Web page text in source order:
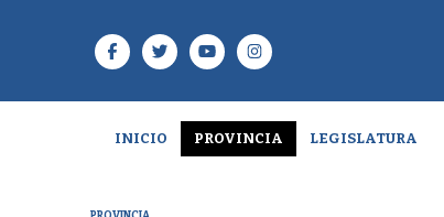
INICIO PROVINCIA LEGISLATURA